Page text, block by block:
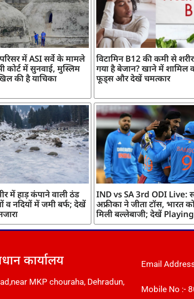
परिसर में ASI सर्वे के मामले
कोर्ट में सुनवाई, मुस्लिम
की है याचिका
विटामिन B12 की कमी से
गया है बेजान? खाने में शामिल
फूड्स और देखें चमत्कार
में हाड़ कंपाने वाली ठंड
व नदियों में जमी बर्फ; देखें
IND vs SA 3rd ODI Live:
अफ्रीका ने जीता टॉस, भारत
मिली बल्लेबाजी; देखें
कार्यालय
MKP chouraha, Dehradun,
Email
Mobile No :-